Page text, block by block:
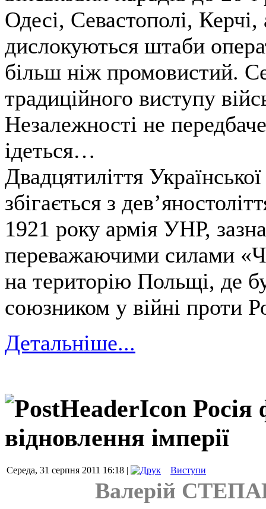
Одесі, Севастополі,
дислокуються штаби
більш ніж промовистий.
традиційного виступу
Незалежності не
ідеться…
Двадцятиліття
збігається з
1921 року армія УНР,
переважаючими силами
на територію Польщі, де
союзником у війні проти
Детальніше...
Росія
відновлення імперії
Середа, 31 серпня 2011 16:18 | Виступи
Валерій